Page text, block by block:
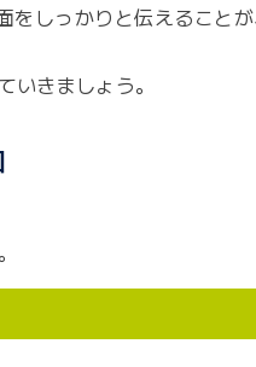
をしっかりと伝えること
きましょう。